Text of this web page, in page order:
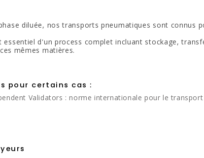
diluée, nos transports pneumatiques sont connus
d'un process complet incluant stockage,
mêmes matières.
pour certains cas :
Validators : norme internationale pour le